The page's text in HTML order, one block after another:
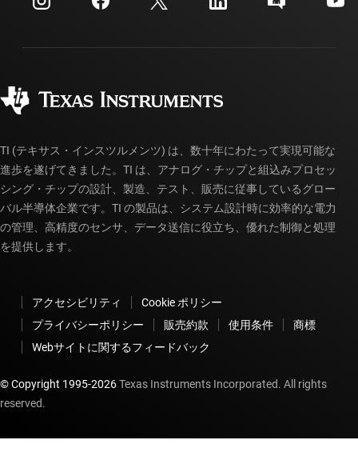
投資家向け情報
myTI アカウントの FAQ
ご注文に関する FAQ
TI (テキサス・インスツルメンツ) は、数十年にわたって実現可能な
進歩を遂げてきました。TI は、アナログ・チップと組込みプロセッ
シング・チップの設計、製造、テスト、販売に従事しているグロー
バル半導体企業です。TI の製品は、システム設計時に効率的な電力
の管理、高精度のセンサ、データ送信に役立ち、優れた制御と処理
を提供します。
アクセシビリティ
Cookie ポリシー
プライバシーポリシー
販売約款 使用条件
商標
Webサイトに関するフィードバック
© Copyright 1995-2026Texas Instruments Incorporated. All rights
reserved.